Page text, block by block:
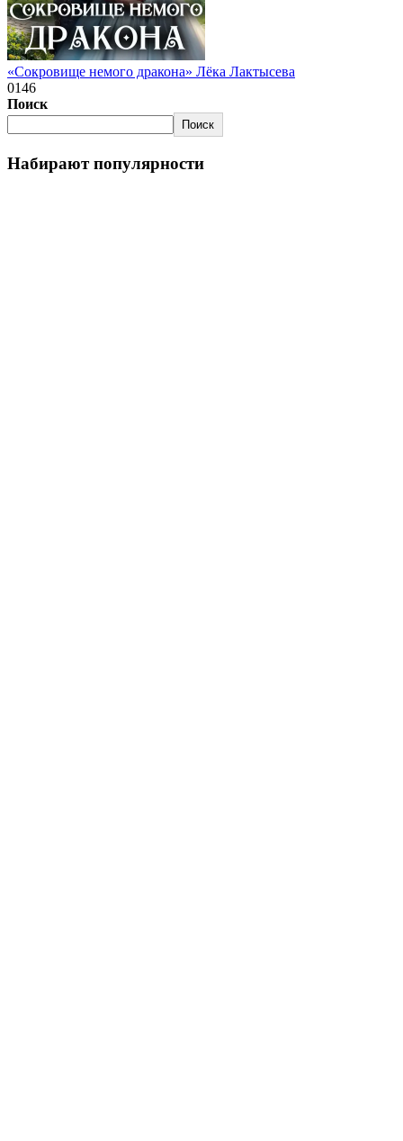
«Сокровище немого дракона» Лёка Лактысева
0146
Поиск
Поиск
Набирают популярности